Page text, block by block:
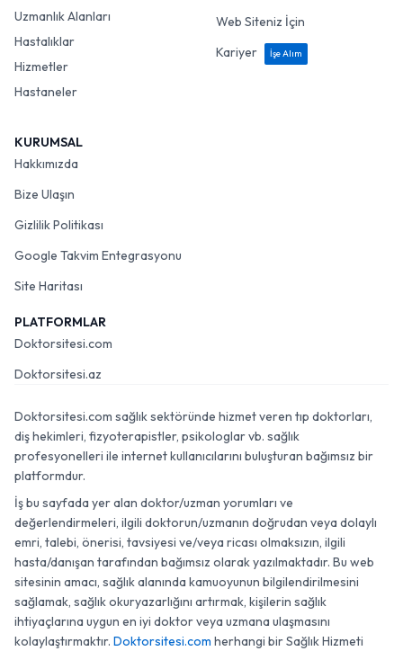
Uzmanlık Alanları
Hastalıklar
Hizmetler
Hastaneler
Web Siteniz İçin
Kariyer
İşe Alım
KURUMSAL
Hakkımızda
Bize Ulaşın
Gizlilik Politikası
Google Takvim Entegrasyonu
Site Haritası
PLATFORMLAR
Doktorsitesi.com
Doktorsitesi.az
Doktorsitesi.com sağlık sektöründe hizmet veren tıp doktorları,
diş hekimleri, fizyoterapistler, psikologlar vb. sağlık
profesyonelleri ile internet kullanıcılarını buluşturan bağımsız bir
platformdur.
İş bu sayfada yer alan doktor/uzman yorumları ve
değerlendirmeleri, ilgili doktorun/uzmanın doğrudan veya dolaylı
emri, talebi, önerisi, tavsiyesi ve/veya ricası olmaksızın, ilgili
hasta/danışan tarafından bağımsız olarak yazılmaktadır. Bu web
sitesinin amacı, sağlık alanında kamuoyunun bilgilendirilmesini
sağlamak, sağlık okuryazarlığını artırmak, kişilerin sağlık
ihtiyaçlarına uygun en iyi doktor veya uzmana ulaşmasını
kolaylaştırmaktır. Doktorsitesi.com herhangi bir Sağlık Hizmeti